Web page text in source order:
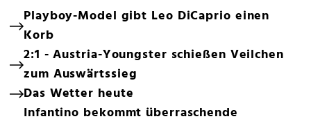
Playboy-Model gibt Leo DiCaprio einen
Korb
2:1 - Austria-Youngster schießen Veilchen
zum Auswärtssieg
Das Wetter heute
Infantino bekommt überraschende